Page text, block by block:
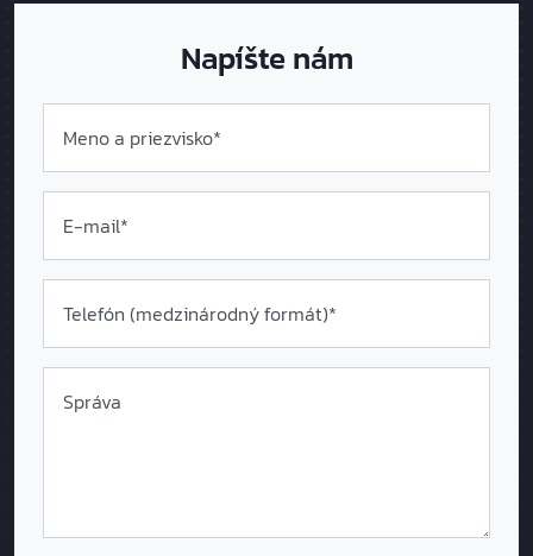
Napíšte nám
Meno a priezvisko*
E-mail*
Telefón (medzinárodný formát)*
Správa